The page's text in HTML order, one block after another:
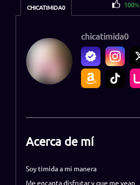
CHICATIMIDA0 100%
chicatimida0
Acerca de mí
Soy timida a mi manera
Me encanta disfrutar y que me vean